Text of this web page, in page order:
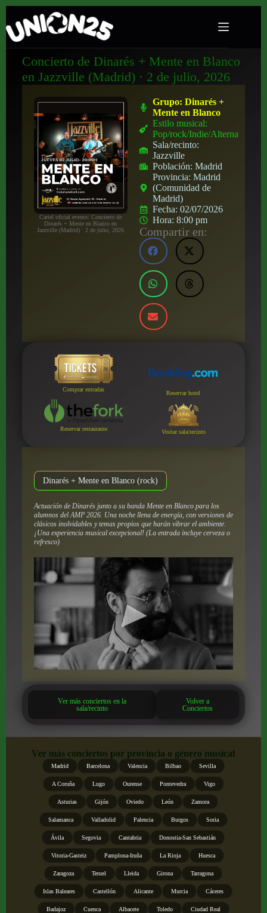
Concierto de Dinarés + Mente en Blanco
en Jazzville (Madrid) · 2 de julio, 2026
Cartel oficial evento: Concierto de
Dinarés + Mente en Blanco en
Jazzville (Madrid) · 2 de julio, 2026
Grupo:Dinarés +
Mente en Blanco
Estilo musical:
Pop/rock/Indie/Alternativo
Sala/recinto:
Jazzville
Población:Madrid
Provincia:Madrid
(Comunidad de
Madrid)
Fecha:02/07/2026
Hora:8:00 pm
Compartir en:
Comprar entradas
Reservar hotel
Reservar restaurante Visitar sala/recinto
Dinarés + Mente en Blanco (rock)
Actuación de Dinarés junto a su banda Mente en Blancopara los
alumnos del AMP 2026. Una noche llena de energía, con versiones de
clásicos inolvidables y temas propios que harán vibrar el ambiente.
¡Una experiencia musical excepcional! (La entrada incluye cerveza o
refresco)
Ver más conciertos en la
sala/recinto
Volver a
Conciertos
Ver más conciertos por provincia o género musical
Madrid Barcelona Valencia Bilbao Sevilla
A Coruña Lugo Ourense Pontevedra Vigo
Asturias Gijón Oviedo León Zamora
Salamanca Valladolid Palencia Burgos Soria
Ávila Segovia Cantabria Donostia-San Sebastián
Vitoria-Gasteiz Pamplona-Iruña La Rioja Huesca
Zaragoza Teruel Lleida Girona Tarragona
Islas Baleares Castellón Alicante Murcia Cáceres
Badajoz Cuenca Albacete Toledo Ciudad Real